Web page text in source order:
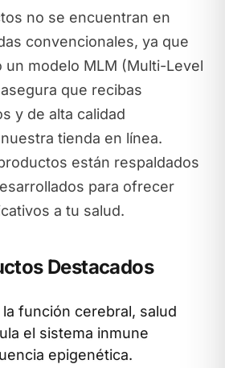
no se encuentran en
convencionales, ya que
un modelo MLM (Multi-Level
que recibas
y de alta calidad
tienda en línea.
están respaldados
para ofrecer
a tu salud.
Destacados
la función cerebral, salud
el sistema inmune
epigenética.